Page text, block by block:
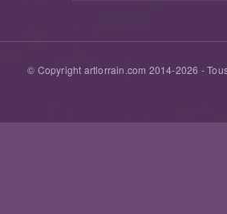
© Copyright artlorrain.com 2014-2026 -